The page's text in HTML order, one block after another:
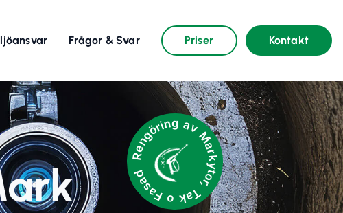
Frågor & Svar Priser Kontakt
Rengöring av Markytor, Tak o Fasad